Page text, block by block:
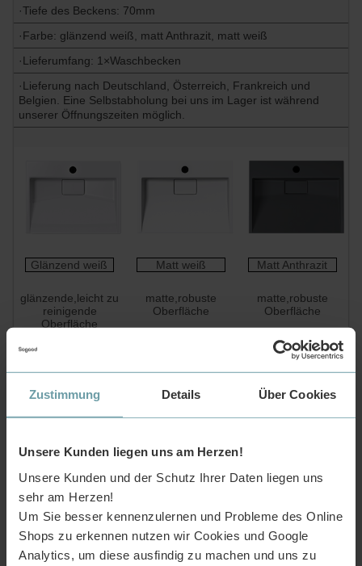
Zustimmung Details Über Cookies
Unsere Kunden liegen uns am Herzen!
Unsere Kunden und der Schutz Ihrer Daten liegen uns
sehr am Herzen!
Um Sie besser kennenzulernen und Probleme des Online
Shops zu erkennen nutzen wir Cookies und Google
Analytics, um diese ausfindig zu machen und uns zu
·Tiefe des Beckens: 70mm
·Farbe: glänzend weiß, matt Anthrazit, matt weiß
·Lieferumfang: 1×Waschbecken
·Lieferung nach Deutschland, Österreich, Frankreich und
Belgien. Eine Selbstabholung bei uns im Lager ist während
unserer Öffnungszeiten möglich.
Glänzend weiß
glänzende,leicht zu
reinigende
Oberfläche
Matt weiß
matte,robuste
Oberfläche
Matt Anthrazit
matte,robuste
Oberfläche
Material-und Farbvergleich
Oberfläche. Die matte Variante hingegen bieten durch die
besonders robust und kratzfest.
Waschbecken